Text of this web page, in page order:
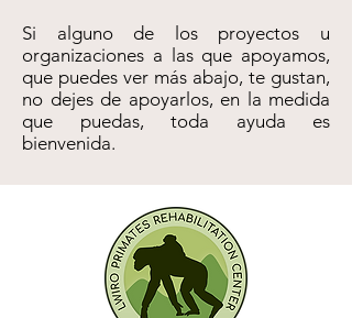
Si alguno de los proyectos u
organizaciones a las que apoyamos,
que puedes ver más abajo, te gustan,
no dejes de apoyarlos, en la medida
que puedas, toda ayuda es
bienvenida.